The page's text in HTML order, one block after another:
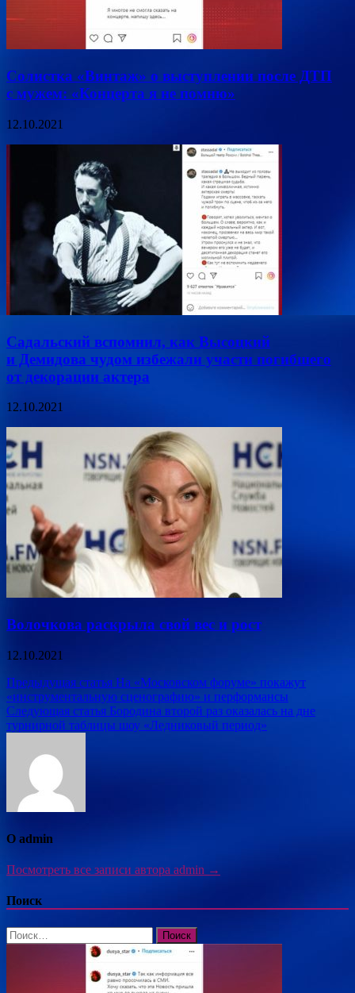
Солистка «Винтаж» о выступлении после ДТП
с мужем: «Концерта я не помню»
12.10.2021
Садальский вспомнил, как Высоцкий
и Демидова чудом избежали участи погибшего
от декорации актера
12.10.2021
Волочкова раскрыла свой вес и рост
12.10.2021
Навигация
по
записям
Предыдущая статья На «Московском форуме» покажут
«инструментальную сценографию» и перформансы
Следующая статья Бородина второй раз оказалась на дне
турнирной таблицы шоу «Ледниковый период»
О admin
Посмотреть все записи автора admin →
Поиск
Найти: